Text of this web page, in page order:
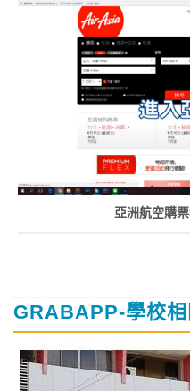
亞洲航空購
GRABAPP-學校